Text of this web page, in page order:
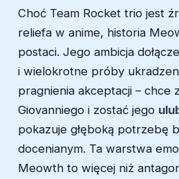
Choć Team Rocket trio jest
reliefa w anime, historia
postaci. Jego ambicja
i wielokrotne próby
pragnienia akceptacji – chce
Giovanniego i zostać jego
pokazuje głęboką potrzebę
docenianym. Ta warstwa
Meowth to więcej niż